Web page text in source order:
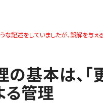
をしていましたが、誤解を与え
本は、「
管理